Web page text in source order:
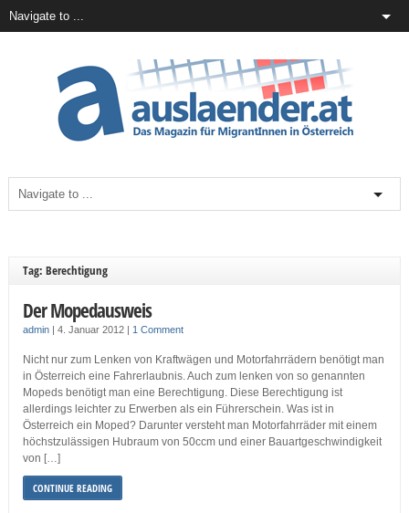
Tag: Berechtigung
Der Mopedausweis
admin| 4. Januar 2012 | 1 Comment
Nicht nur zum Lenken von Kraftwägen und Motorfahrrädern benötigt man
in Österreich eine Fahrerlaubnis. Auch zum lenken von so genannten
Mopeds benötigt man eine Berechtigung. Diese Berechtigung ist
allerdings leichter zu Erwerben als ein Führerschein. Was ist in
Österreich ein Moped? Darunter versteht man Motorfahrräder mit einem
höchstzulässigen Hubraum von 50ccm und einer Bauartgeschwindigkeit
von […]
CONTINUE READING